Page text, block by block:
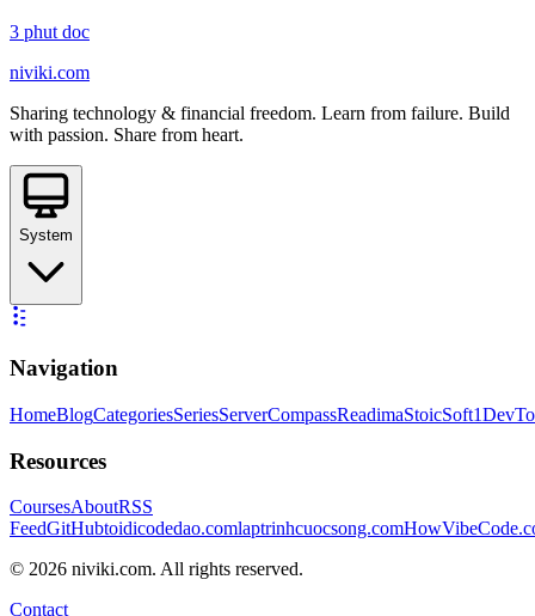
3 phut doc
niviki.com
Sharing technology & financial freedom. Learn from failure. Build
with passion. Share from heart.
System
Navigation
HomeBlogCategoriesSeriesServerCompassReadimaStoicSoft
Resources
CoursesAboutRSS
FeedGitHubtoidicodedao.comlaptrinhcuocsong.com
© 2026 niviki.com. All rights reserved.
Contact